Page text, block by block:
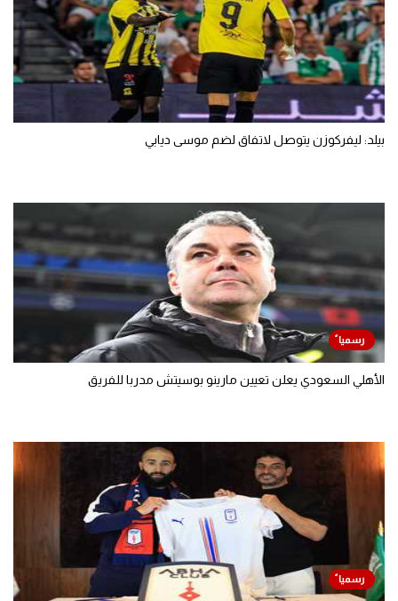
بيلد: ليفركوزن يتوصل لاتفاق لضم موسى ديابي
الأهلي السعودي يعلن تعيين مارينو بوسيتش مدربا للفريق